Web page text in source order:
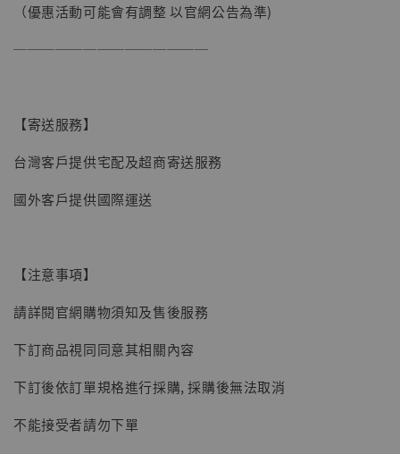
NT$ 4,980
NT$ 5,300
（優惠活動可能會有調整 以官網公告為準)
──────────────
【寄送服務】
台灣客戶提供宅配及超商寄送服務
國外客戶提供國際運送
【注意事項】
請詳閱官網購物須知及售後服務
下訂商品視同同意其相關內容
下訂後依訂單規格進行採購, 採購後無法取消
不能接受者請勿下單